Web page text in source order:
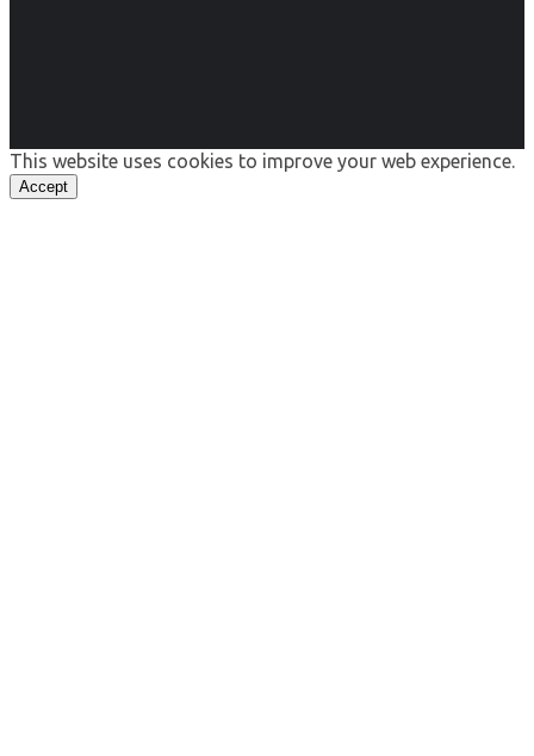
This website uses cookies to improve your web experience.
Accept